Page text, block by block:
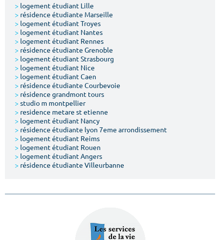
Type de location
Votre date d'entrée
> logement étudiant Lille
> résidence étudiante Marseille
> logement étudiant Troyes
> logement étudiant Nantes
> logement étudiant Rennes
> résidence étudiante Grenoble
> logement étudiant Strasbourg
> logement étudiant Nice
> logement étudiant Caen
> résidence étudiante Courbevoie
> résidence grandmont tours
> studio m montpellier
> residence metare st etienne
> logement étudiant Nancy
> résidence étudiante lyon 7eme arrondissement
> logement étudiant Reims
> logement étudiant Rouen
> logement étudiant Angers
> résidence étudiante Villeurbanne